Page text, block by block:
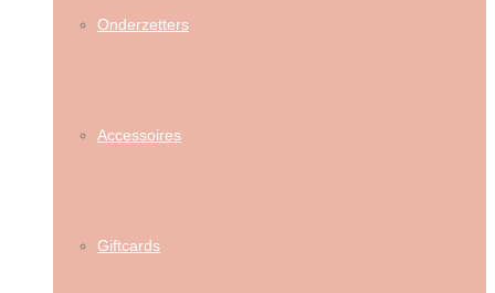
Onderzetters
Accessoires
Giftcards